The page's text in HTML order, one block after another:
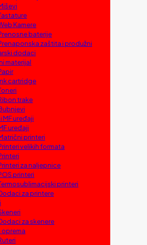
Kamere
baterije
zaštita i produžni
dodaci
materijal
cartridge
trake
MF uređaji
uređaji
printeri
velikih formata
za naljepnice
printeri
printeri
za printere
za skenere
oprema